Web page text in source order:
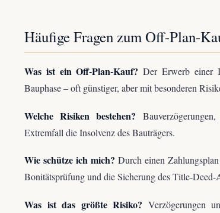
Häufige Fragen zum Off-Plan-
Was ist ein Off-Plan-Kauf? Der Erwerb einer
Bauphase – oft günstiger, aber mit besonderen
Welche Risiken bestehen?
Extremfall die Insolvenz des Bauträgers.
Wie schütze ich mich? Durch einen
Bonitätsprüfung und die Sicherung des Title-Deed-
Was ist das größte Risiko? Verzögerungen